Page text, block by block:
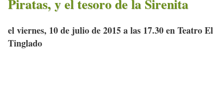
el viernes, 10 de julio de 2015 a las 17.30 en Teatro El
Tinglado